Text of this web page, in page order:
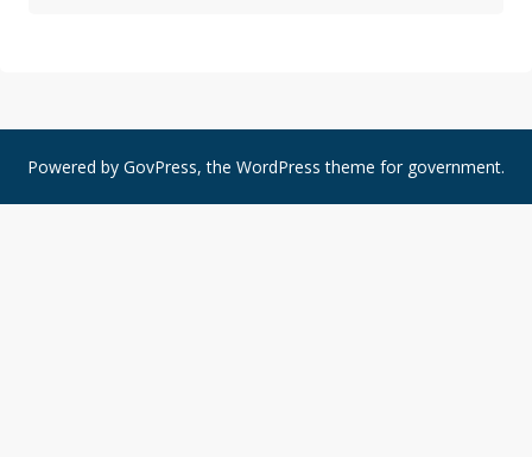
Powered by GovPress, the WordPress theme for government.